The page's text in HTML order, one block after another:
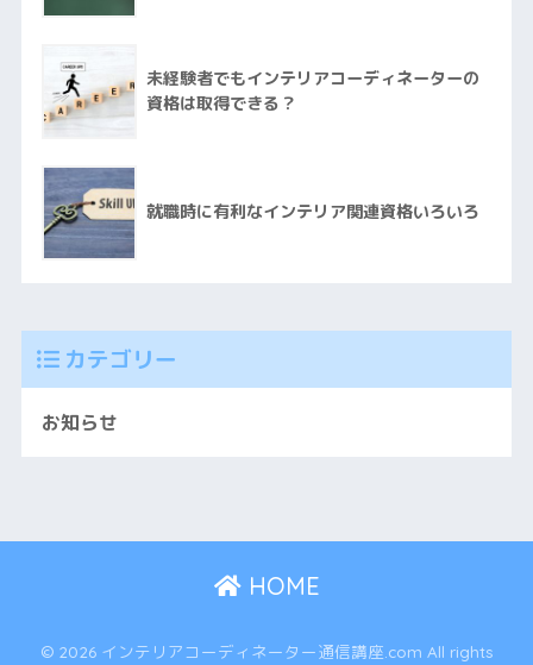
未経験者でもインテリアコーディネーターの
資格は取得できる？
就職時に有利なインテリア関連資格いろいろ
カテゴリー
お知らせ
HOME
© 2026 インテリアコーディネーター通信講座.com All rights